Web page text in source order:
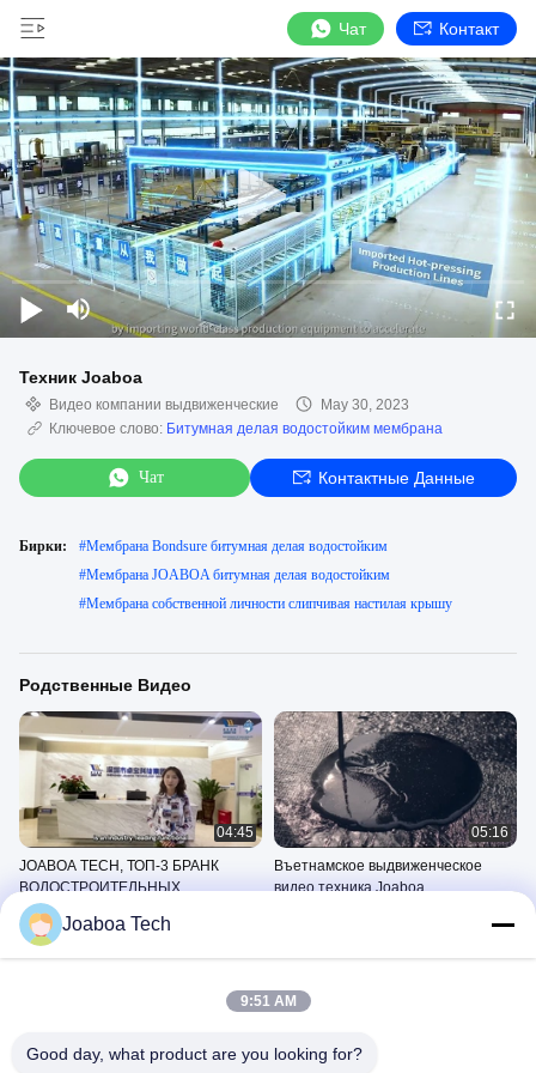
Чат Контакт
Техник Joaboa
Видео компании выдвиженческие
May 30, 2023
Ключевое слово: Битумная делая водостойким мембрана
Чат Контактные Данные
Бирки: #Мембрана Bondsure битумная делая водостойким
#Мембрана JOABOA битумная делая водостойким
#Мембрана собственной личности слипчивая настилая крышу
Родственные Видео
04:45
JOABOA TECH, ТОП-3 БРАНК
ВОДОСТРОИТЕЛЬНЫХ
строительных материалов из КНР
Видео Компании
Выдвиженческие
05:16
Въетнамское выдвиженческое
видео техника Joaboa
Joaboa Tech
9:51 AM
Good day, what product are you looking for?